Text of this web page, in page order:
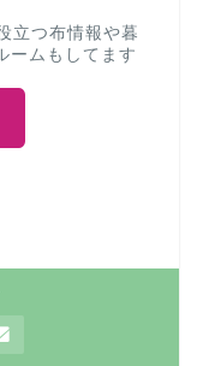
立つ布情報や暮
ームもしてます